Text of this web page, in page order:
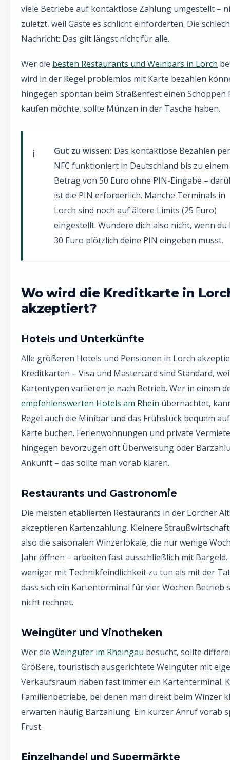
viele Betriebe auf kontaktlose Zahlung umgestellt –
zuletzt, weil Gäste es schlicht einforderten. Die
Nachricht: Das gilt längst nicht für alle.
Wer die besten Restaurants und Weinbars in Lorch
wird in der Regel problemlos mit Karte bezahlen
hingegen spontan beim Straßenfest einen Schoppen
kaufen möchte, sollte Münzen in der Tasche haben.
Gut zu wissen: Das kontaktlose Bezahlen per
NFC funktioniert in Deutschland bis zu einem
Betrag von 50 Euro ohne PIN-Eingabe –
ist die PIN erforderlich. Manche Terminals in
Lorch sind noch auf ältere Limits (25 Euro)
eingestellt. Wundere dich also nicht, wenn du
30 Euro plötzlich deine PIN eingeben musst.
Wo wird die Kreditkarte in
akzeptiert?
Hotels und Unterkünfte
Alle größeren Hotels und Pensionen in Lorch
Kreditkarten – Visa und Mastercard sind Standard,
Kartentypen variieren je nach Betrieb. Wer in einem
empfehlenswerten Hotels am Rhein übernachtet,
Regel auch die Minibar und das Frühstück bequem
Karte buchen. Ferienwohnungen und private
hingegen bevorzugen oft Überweisung oder
Ankunft – das sollte man vorab klären.
Restaurants und Gastronomie
Die meisten etablierten Restaurants in der Lorcher
akzeptieren Kartenzahlung. Kleinere
also die saisonalen Winzerlokale, die nur wenige
Jahr öffnen – arbeiten fast ausschließlich mit Bargeld.
weniger mit Technikfeindlichkeit zu tun als mit der
dass sich ein Kartenterminal für vier Wochen Betrieb
nicht rechnet.
Weingüter und Vinotheken
Wer die Weingüter im Rheingau besucht, sollte
Größere, touristisch ausgerichtete Weingüter mit
Verkaufsraum haben fast immer ein Kartenterminal.
Familienbetriebe, bei denen man direkt beim Winzer
erwarten häufig Barzahlung. Ein kurzer Anruf vorab
Frust.
Einzelhandel und Supermärkte